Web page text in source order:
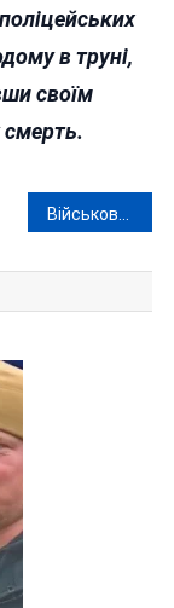
в труні,
своїм
смерть.
Військовий облік по-новому: фото в «Резерв+» та автоматична постановка